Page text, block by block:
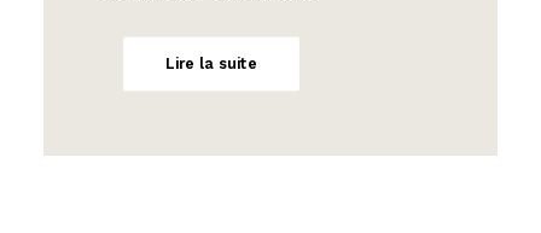
Lire la suite